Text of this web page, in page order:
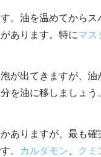
。油を温めてから
あります。特にマス
が出てきますが、
を油に移しましょう
ありますが、最も確
。 カルダモン クミ